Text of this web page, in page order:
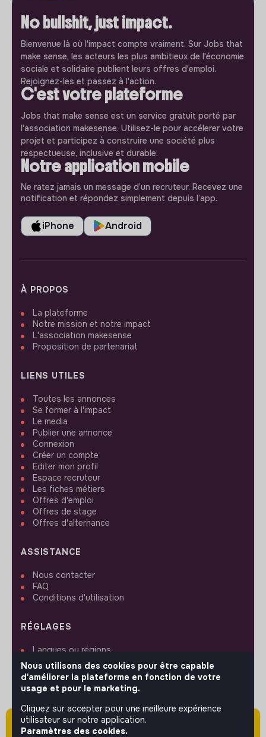
Attention cette annonce a été publiée il y a
No bullshit, just impact.
Bienvenue là où l'impact compte vraiment. Sur Jobs that
make sense, les acteurs les plus ambitieux de l'économie
sociale et solidaire publient leurs offres d'emploi.
Rejoignez-les et passez à l'action.
C'est votre plateforme
Jobs that make sense est un service gratuit porté par
l'association makesense. Utilisez-le pour accélerer votre
projet et participez à construire une société plus
respectueuse, inclusive et durable.
Notre application mobile
Ne ratez jamais un message d’un recruteur. Recevez une
notification et répondez simplement depuis l’app.
iPhone Android
À PROPOS
La plateforme
Notre mission et notre impact
L'association makesense
Proposition de partenariat
LIENS UTILES
Toutes les annonces
Se former à l'impact
Le media
Publier une annonce
Connexion
Créer un compte
Editer mon profil
Espace recruteur
Les fiches métiers
Offres d'emploi
Offres de stage
Offres d'alternance
ASSISTANCE
Nous contacter
FAQ
Conditions d'utilisation
RÉGLAGES
Langues ou régions
Plan du site
Paramètres des cookies
SUIVEZ-NOUS
Nous utilisons des cookies pour être capable
d'améliorer la plateforme en fonction de votre
usage et pour le marketing.
Cliquez sur accepter pour une meilleure expérience
utilisateur sur notre application.
Paramètres des cookies.